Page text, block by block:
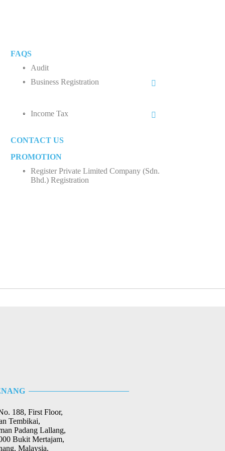
FAQS
Audit
Business Registration
Sole Proprietorship
Income Tax
CONTACT US
PROMOTION
Register Private Limited Company (Sdn.
Bhd.) Registration
188, First Floor,
Tembikai,
Padang Lallang,
Bukit Mertajam,
Malaysia.